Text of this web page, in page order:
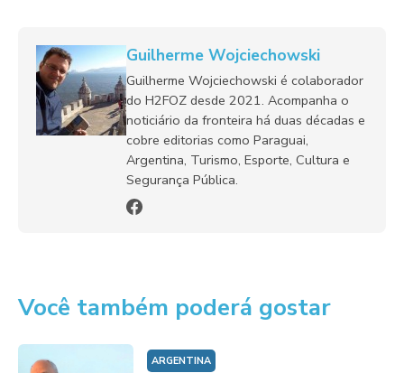
Guilherme Wojciechowski
Guilherme Wojciechowski é colaborador
do H2FOZ desde 2021. Acompanha o
noticiário da fronteira há duas décadas e
cobre editorias como Paraguai,
Argentina, Turismo, Esporte, Cultura e
Segurança Pública.
Você também poderá gostar
ARGENTINA